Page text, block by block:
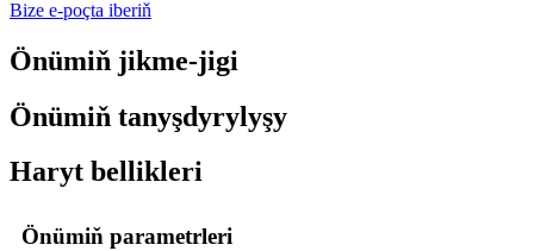
Bize e-poçta iberiň
Önümiň jikme-jigi
Önümiň tanyşdyrylyşy
Haryt bellikleri
Önümiň parametrleri